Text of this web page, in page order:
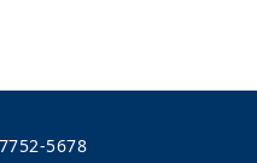
5678